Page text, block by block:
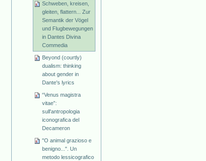
Schweben, kreisen,
gleiten, flattern... Zur
Semantik der Vögel
und Flugbewegungen
in Dantes Divina
Commedia
Beyond (courtly)
dualism: thinking
about gender in
Dante's lyrics
“Venus magistra
vitae”:
sull'antropologia
iconografica del
Decameron
"O animal grazioso e
benigno...". Un
metodo lessicografico